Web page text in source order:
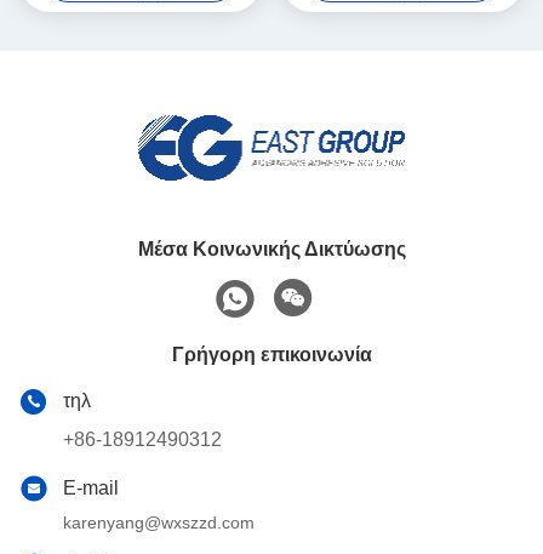
Μέσα Κοινωνικής Δικτύωσης
Γρήγορη επικοινωνία
τηλ
+86-18912490312
E-mail
karenyang@wxszzd.com